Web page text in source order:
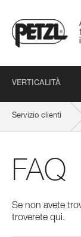
VERTICALITÀ
Servizio clienti
FAQ
Se non avete
troverete qui.